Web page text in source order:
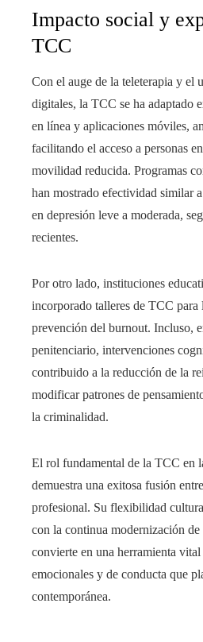
Impacto social y
TCC
Con el auge de la teleterapia y el
digitales, la TCC se ha adaptado
en línea y aplicaciones móviles,
facilitando el acceso a personas
movilidad reducida. Programas
han mostrado efectividad similar
en depresión leve a moderada,
recientes.
Por otro lado, instituciones
incorporado talleres de TCC para
prevención del burnout. Incluso,
penitenciario, intervenciones
contribuido a la reducción de la
modificar patrones de
la criminalidad.
El rol fundamental de la TCC en
demuestra una exitosa fusión
profesional. Su flexibilidad
con la continua modernización de
convierte en una herramienta
emocionales y de conducta que
contemporánea.